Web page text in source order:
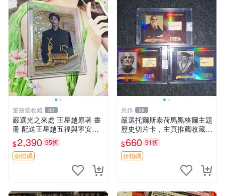
董爺愛收藏 32
嚴選光之來處 王星越原著 畫
冊 配送王星越五福與寧安特
別卡 超值收藏推薦 光之來處
王星越 插畫 極具收藏價值 寧
安典藏卡 限量收藏
$2,390 95折
折扣碼
思婷 28
嚴選托爾斯泰荷馬黑格爾主題
歷史切片卡，主頁推薦收藏更
多親拆好卡 歷史切片卡 托爾
斯泰 荷馬 黑格爾
$660 91折
折扣碼